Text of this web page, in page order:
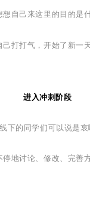
想自己来这里的目的是
己打打气， 开始了新一
进入冲刺阶段
下的同学们可以说是哀
停地讨论、修改、完善